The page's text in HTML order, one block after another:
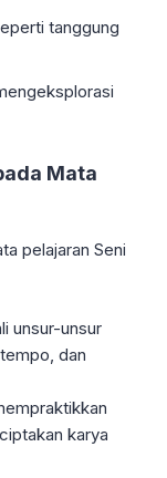
tanggung
Mata
pelajaran Seni
unsur-unsur
dan
karya